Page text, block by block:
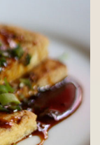
phụ
chay này sẽ đem
món đậu phụ